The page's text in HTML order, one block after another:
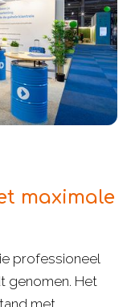
maximale
professioneel
genomen. Het